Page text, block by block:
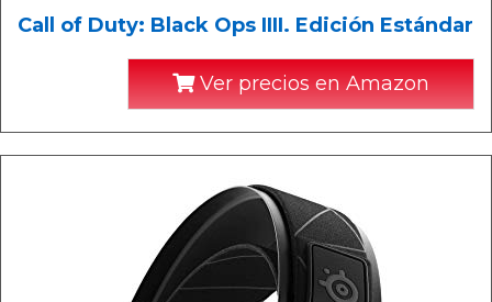
Call of Duty: Black Ops IIII. Edición Estándar
Ver precios en Amazon